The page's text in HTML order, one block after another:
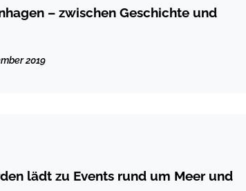
– zwischen Geschichte und
2019
um Meer und